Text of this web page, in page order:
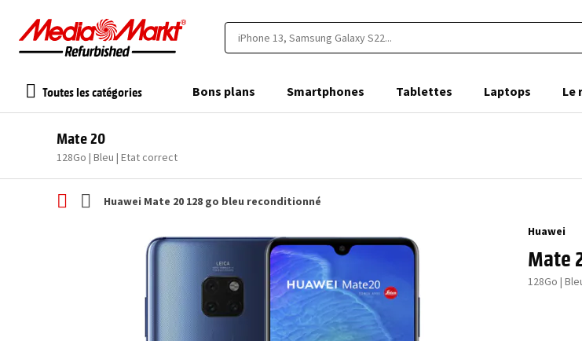
Toutes les catégories Bons plans Smartphones Tablettes Laptops Le
Mate 20
128Go | Bleu | Etat correct
Huawei Mate 20 128 go bleu reconditionné
Huawei
Mate
128Go |